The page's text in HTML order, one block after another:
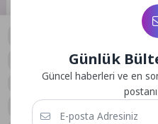
Daha sonraki
adresim ve site adresim bu
Günlük
Güncel haberleri ve en